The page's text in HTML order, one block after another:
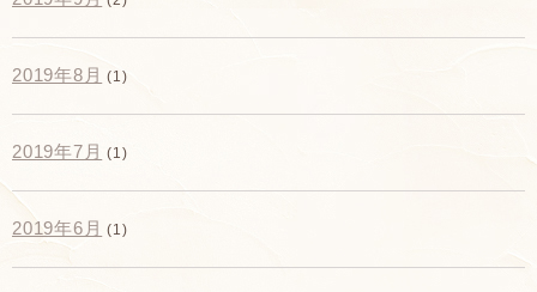
2019年8月 (1)
2019年7月 (1)
2019年6月 (1)